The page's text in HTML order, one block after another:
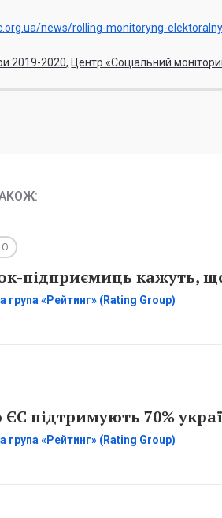
news/rolling-monitoryng-
2019-2020 Центр «Соціальний
підприємиць кажуть,
група «Рейтинг» (Rating Group)
ЄС підтримують 70%
група «Рейтинг» (Rating Group)